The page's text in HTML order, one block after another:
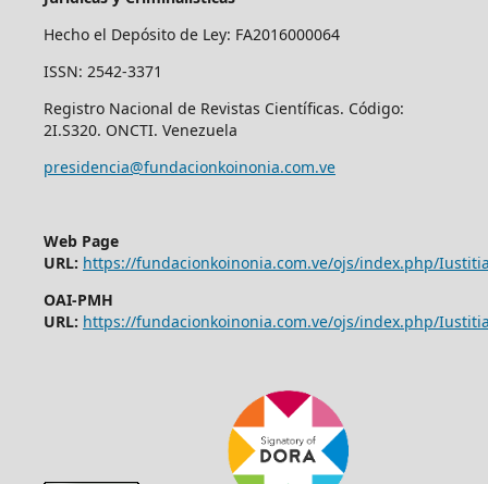
Hecho el Depósito de Ley: FA2016000064
ISSN: 2542-3371
Registro Nacional de Revistas Científicas. Código:
2I.S320. ONCTI. Venezuela
presidencia@fundacionkoinonia.com.ve
Web Page
URL: https://fundacionkoinonia.com.ve/ojs/index.php/
OAI-PMH
URL: https://fundacionkoinonia.com.ve/ojs/index.php/